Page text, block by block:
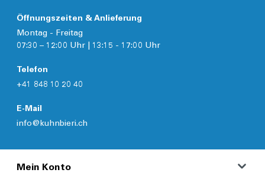
Öffnungszeiten & Anlieferung
Montag - Freitag
07:30 – 12:00 Uhr | 13:15 - 17:00 Uhr
Telefon
+41 848 10 20 40
E-Mail
info@kuhnbieri.ch
Mein Konto